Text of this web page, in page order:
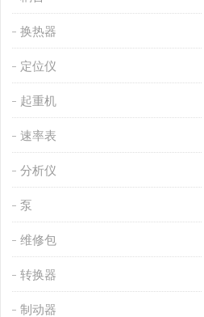
换热器
定位仪
起重机
速率表
分析仪
泵
维修包
转换器
制动器